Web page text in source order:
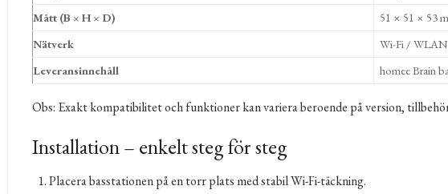
Mått (B × H × D)
51 × 51 × 53
Nätverk
Wi-Fi /
Leveransinnehåll
homee Brain
Obs: Exakt kompatibilitet och funktioner kan variera beroende på version,
Installation – enkelt steg för steg
Placera basstationen på en torr plats med stabil Wi-Fi-täckning.